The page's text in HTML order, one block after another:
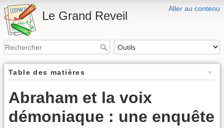
Aller au contenu
Le Grand Reveil
Table des matières
Abraham et la voix
démoniaque : une enquête